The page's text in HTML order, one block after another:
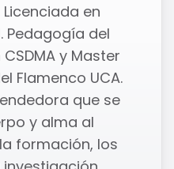
en
Pedagogía del
y Master
Flamenco UCA.
que se
y alma al
formación, los